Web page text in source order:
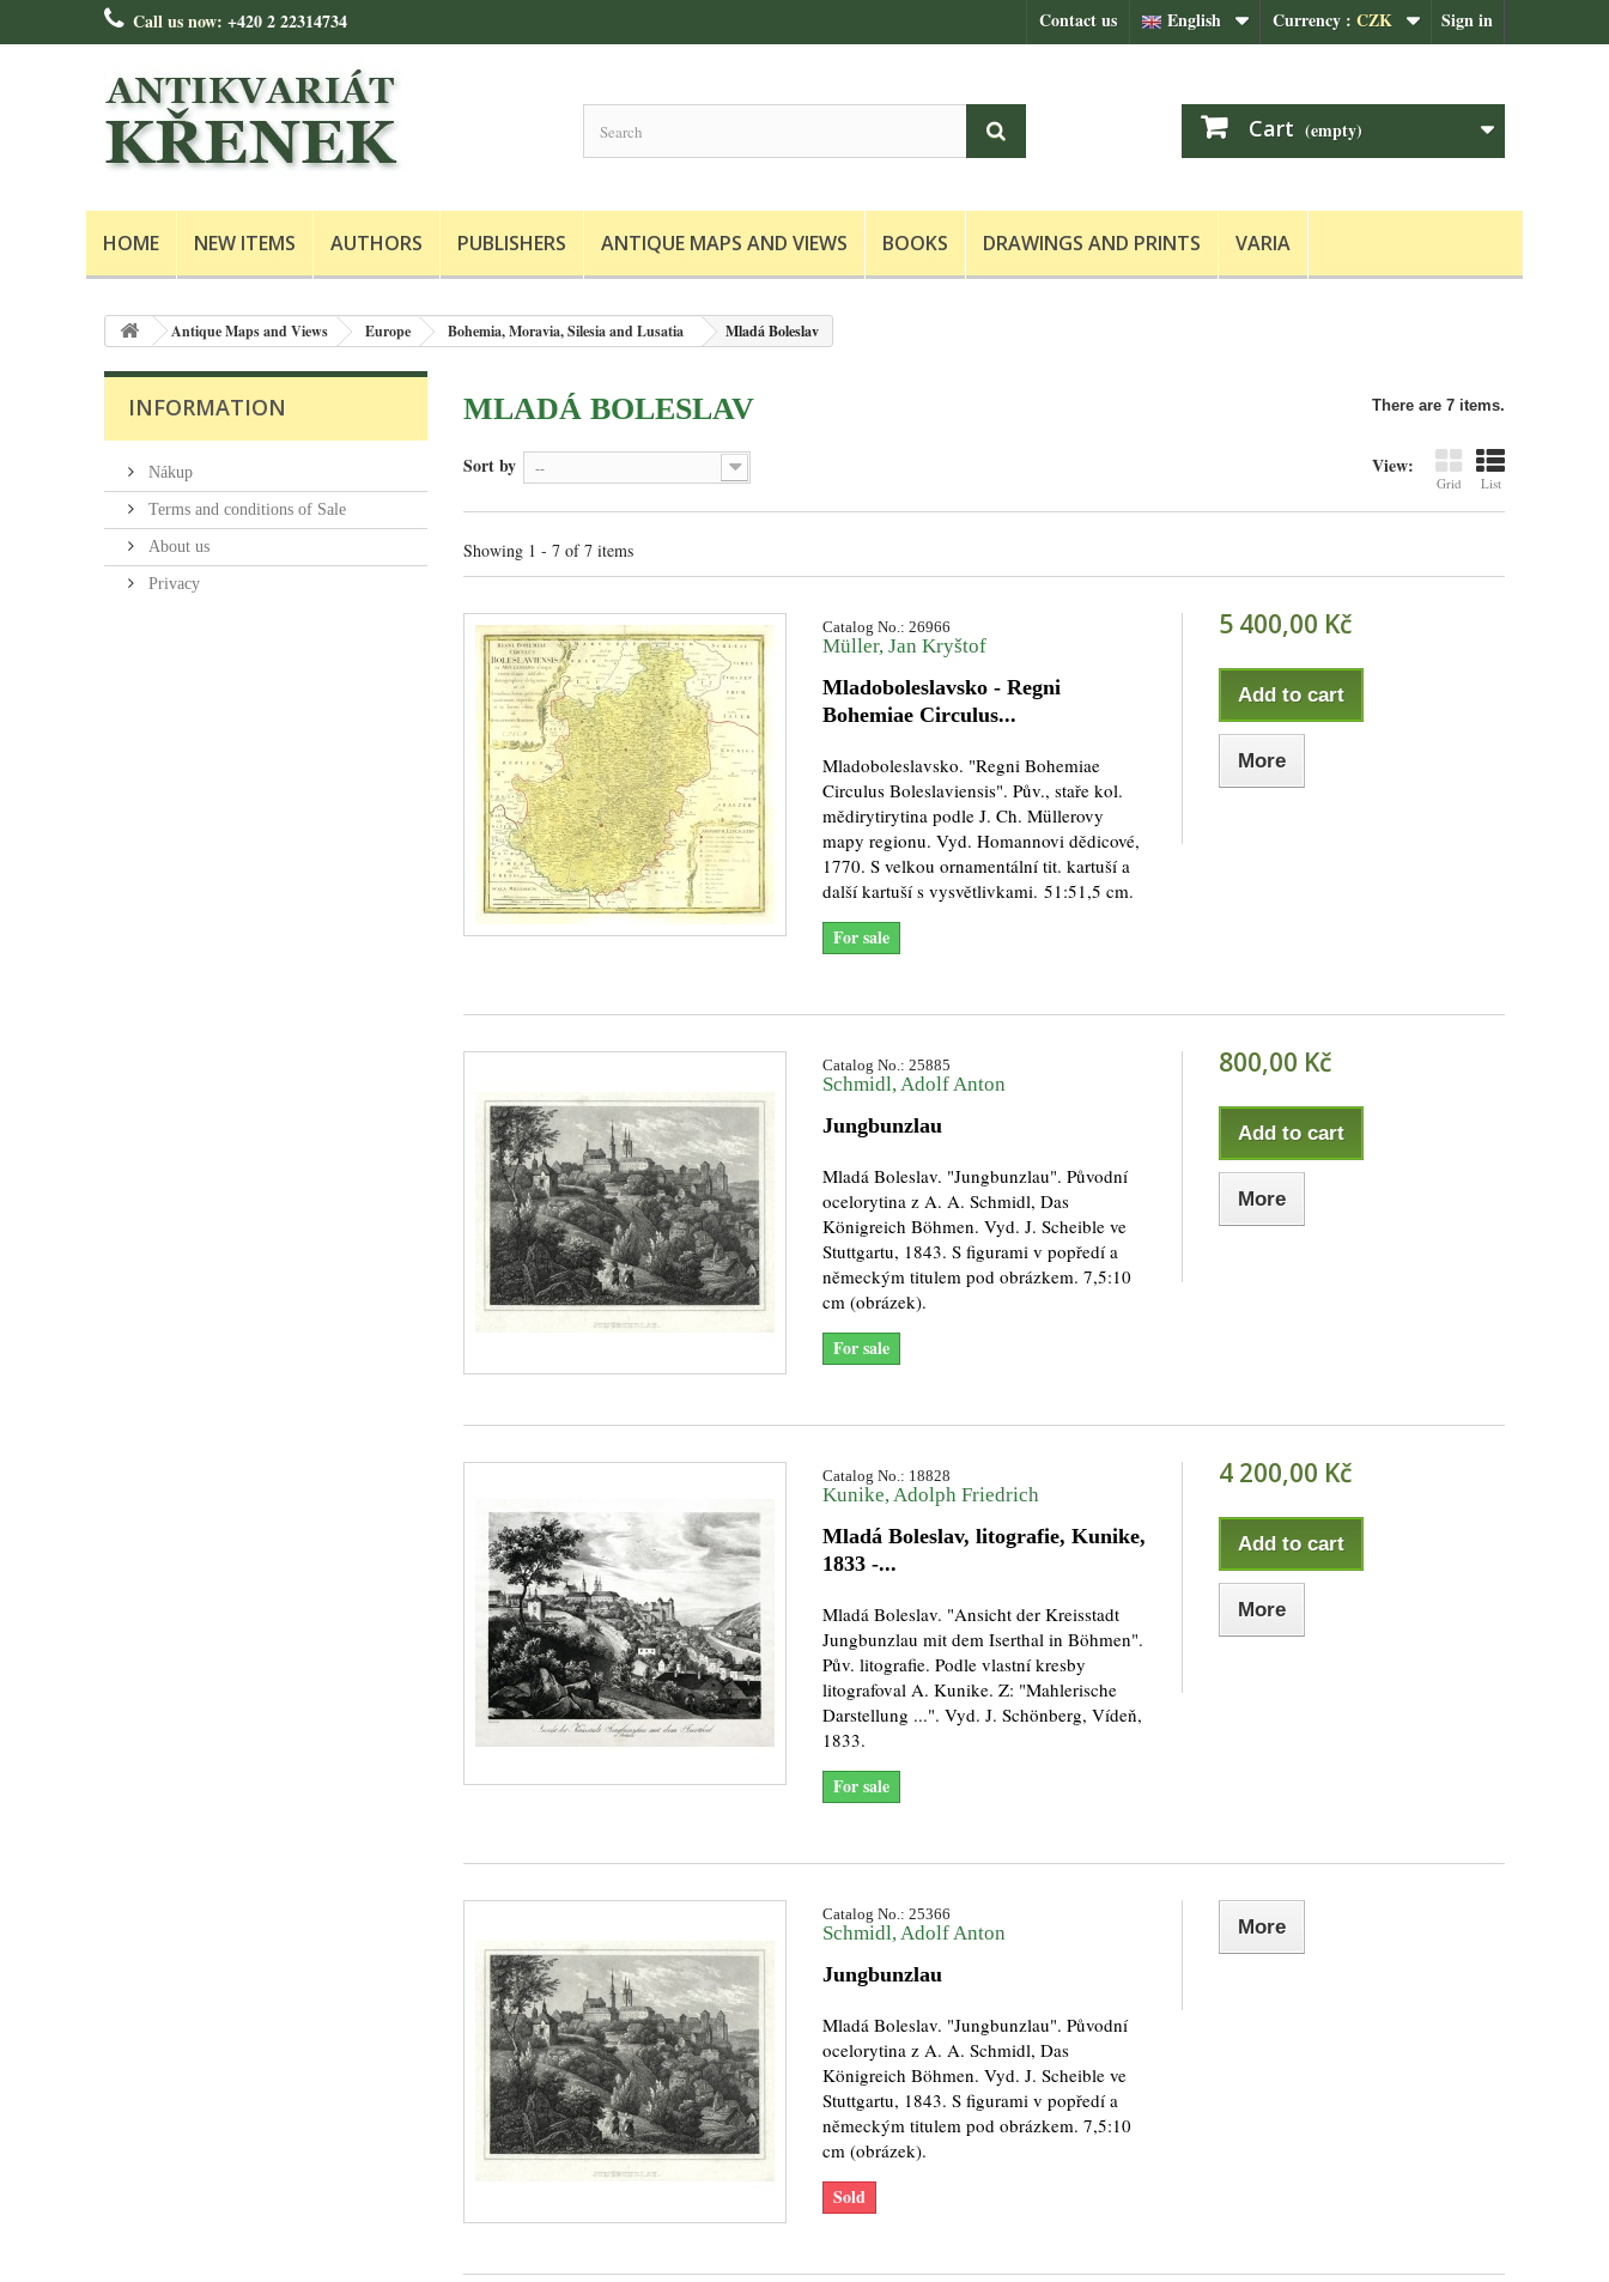
Sign in
Currency : CZK
English
Contact us
Call us now: +420 2 22314734
Cart (empty)
HOME NEW ITEMS AUTHORS PUBLISHERS ANTIQUE MAPS AND VIEWS BOOKS DRAWINGS AND PRINTS VARIA
Antique Maps and Views Europe Bohemia, Moravia, Silesia and Lusatia Mladá Boleslav
INFORMATION
Nákup
Terms and conditions of Sale
About us
Privacy
MLADÁ BOLESLAV There are 7 items.
View:
Grid List
Sort by --
Showing 1 - 7 of 7 items
Catalog No.: 26966
Müller, Jan Kryštof
Mladoboleslavsko - Regni
Bohemiae Circulus...
Mladoboleslavsko. "Regni Bohemiae
Circulus Boleslaviensis". Pův., staře kol.
mědirytirytina podle J. Ch. Müllerovy
mapy regionu. Vyd. Homannovi dědicové,
1770. S velkou ornamentální tit. kartuší a
další kartuší s vysvětlivkami. 51:51,5 cm.
For sale
5 400,00 Kč
Add to cart
More
Catalog No.: 25885
Schmidl, Adolf Anton
Jungbunzlau
Mladá Boleslav. "Jungbunzlau". Původní
ocelorytina z A. A. Schmidl, Das
Königreich Böhmen. Vyd. J. Scheible ve
Stuttgartu, 1843. S figurami v popředí a
německým titulem pod obrázkem. 7,5:10
cm (obrázek).
For sale
800,00 Kč
Add to cart
More
Catalog No.: 18828
Kunike, Adolph Friedrich
Mladá Boleslav, litografie, Kunike,
1833 -...
Mladá Boleslav. "Ansicht der Kreisstadt
Jungbunzlau mit dem Iserthal in Böhmen".
Pův. litografie. Podle vlastní kresby
litografoval A. Kunike. Z: "Mahlerische
Darstellung ...". Vyd. J. Schönberg, Vídeň,
1833.
For sale
4 200,00 Kč
Add to cart
More
Catalog No.: 25366
Schmidl, Adolf Anton
Jungbunzlau
Mladá Boleslav. "Jungbunzlau". Původní
ocelorytina z A. A. Schmidl, Das
Königreich Böhmen. Vyd. J. Scheible ve
Stuttgartu, 1843. S figurami v popředí a
německým titulem pod obrázkem. 7,5:10
cm (obrázek).
Sold
More